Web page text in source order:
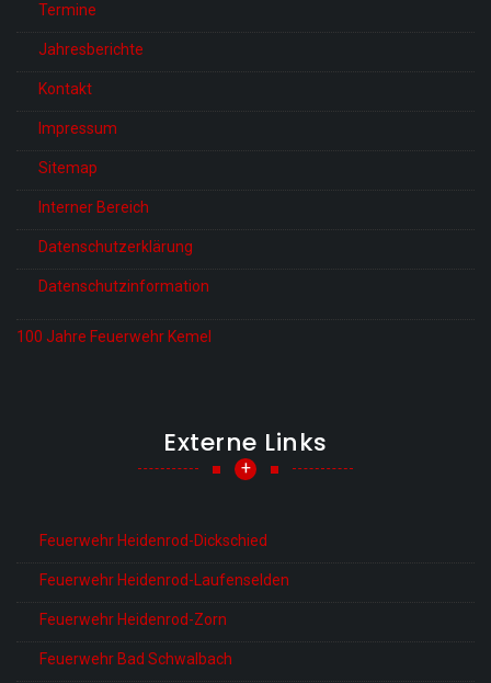
Termine
Jahresberichte
Kontakt
Impressum
Sitemap
Interner Bereich
Datenschutzerklärung
Datenschutzinformation
100 Jahre Feuerwehr Kemel
Externe Links
+
Feuerwehr Heidenrod-Dickschied
Feuerwehr Heidenrod-Laufenselden
Feuerwehr Heidenrod-Zorn
Feuerwehr Bad Schwalbach